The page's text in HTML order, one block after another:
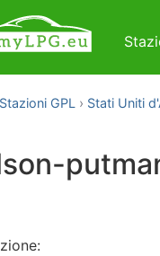
Stazioni GPL Stati Uniti